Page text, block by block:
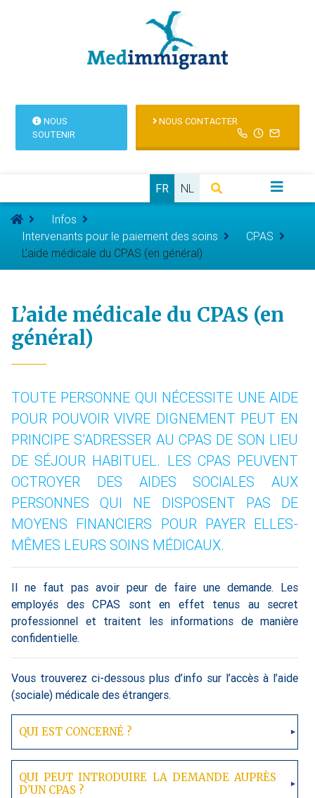
NOUS
SOUTENIR
NOUS CONTACTER
FR NL
Infos
Intervenants pour le paiement des soins
CPAS
L’aide médicale du CPAS (en général)
L’aide médicale du CPAS (en
général)
TOUTE PERSONNE QUI NÉCESSITE UNE AIDE
POUR POUVOIR VIVRE DIGNEMENT PEUT EN
PRINCIPE S’ADRESSER AU CPAS DE SON LIEU
DE SÉJOUR HABITUEL. LES CPAS PEUVENT
OCTROYER DES AIDES SOCIALES AUX
PERSONNES QUI NE DISPOSENT PAS DE
MOYENS FINANCIERS POUR PAYER ELLES-
MÊMES LEURS SOINS MÉDICAUX.
Il ne faut pas avoir peur de faire une demande. Les
employés des CPAS sont en effet tenus au secret
professionnel et traitent les informations de manière
confidentielle.
Vous trouverez ci-dessous plus d’info sur l’accès à l’aide
(sociale) médicale des étrangers.
QUI EST CONCERNÉ ?
QUI PEUT INTRODUIRE LA DEMANDE AUPRÈS
D’UN CPAS ?